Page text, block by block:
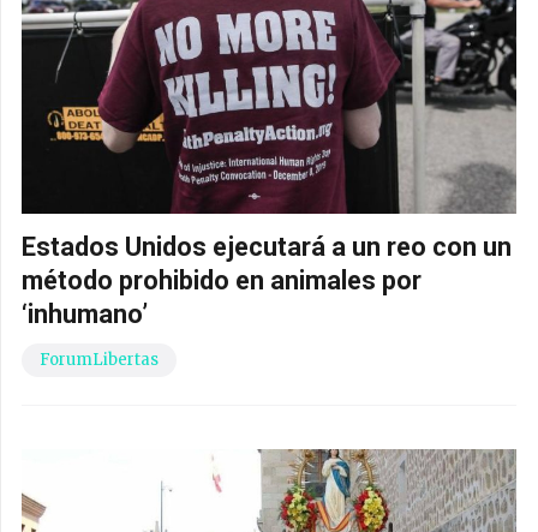
Estados Unidos ejecutará a un reo con un
método prohibido en animales por
‘inhumano’
ForumLibertas